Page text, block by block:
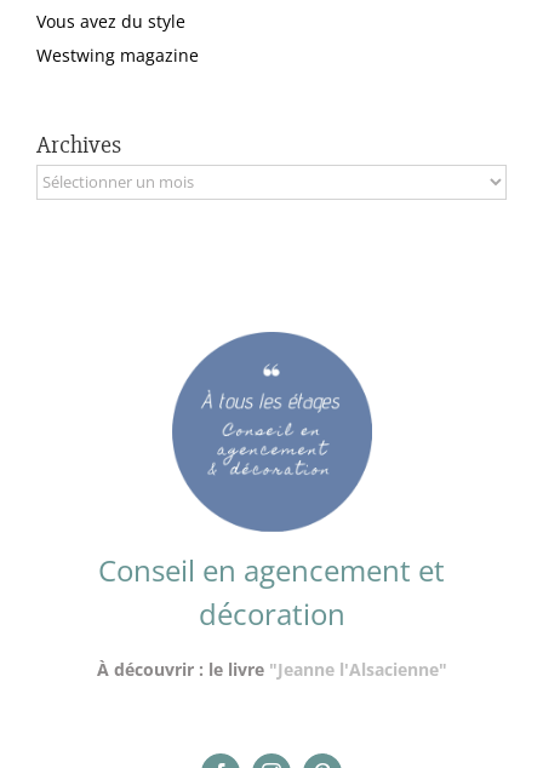
Vous avez du style
Westwing magazine
Archives
Archives
Conseil en agencement et
décoration
À découvrir : le livre "Jeanne l'Alsacienne"